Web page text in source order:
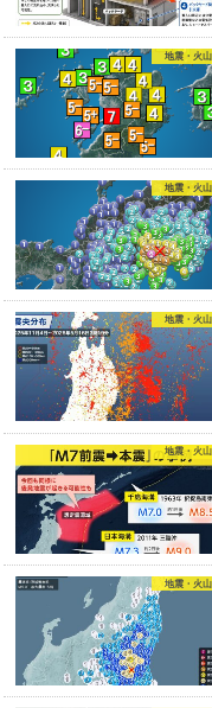
地震・火山
地震・火山
地震・火山
地震・火山
地震・火山